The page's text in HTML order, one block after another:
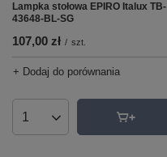
Lampka stołowa EPIRO Italux TB-
43648-BL-SG
107,00 zł / szt.
+ Dodaj do porównania
Ilość produktów